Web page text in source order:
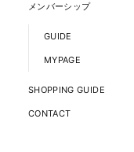
メンバーシップ
GUIDE
MYPAGE
SHOPPING GUIDE
CONTACT